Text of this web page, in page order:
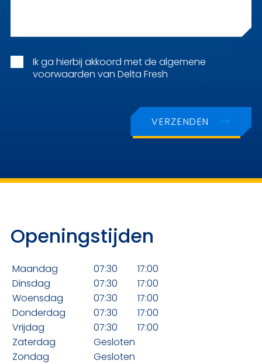
Ik ga hierbij akkoord met de algemene
voorwaarden van Delta Fresh
VERZENDEN
Openingstijden
Maandag 07:30
17:00
Dinsdag
07:30
17:00
Woensdag
07:30
17:00
Donderdag
07:30
17:00
Vrijdag
07:30
17:00
Zaterdag
Gesloten
Zondag
Gesloten